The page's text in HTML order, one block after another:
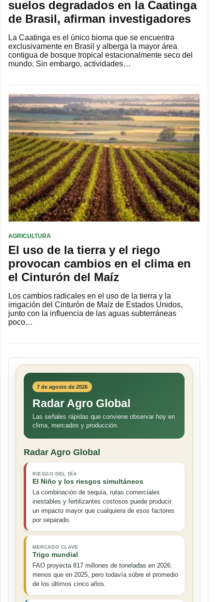
suelos degradados en la Caatinga
de Brasil, afirman investigadores
La Caatinga es el único bioma que se encuentra
exclusivamente en Brasil y alberga la mayor área
contigua de bosque tropical estacionalmente seco del
mundo. Sin embargo, actividades…
AGRICULTURA
El uso de la tierra y el riego
provocan cambios en el clima en
el Cinturón del Maíz
Los cambios radicales en el uso de la tierra y la
irrigación del Cinturón de Maíz de Estados Unidos,
junto con la influencia de las aguas subterráneas
poco…
7 de agosto de 2026
Radar Agro Global
Las señales rápidas que conviene observar hoy en
clima, mercados y producción.
Radar Agro Global
RIESGO DEL DÍA
El Niño y los riesgos simultáneos
La combinación de sequía, rutas comerciales
inestables y fertilizantes costosos puede producir
un impacto mayor que cualquiera de esos factores
por separado.
MERCADO CLAVE
Trigo mundial
FAO proyecta 817 millones de toneladas en 2026:
menos que en 2025, pero todavía sobre el promedio
de los últimos cinco años.